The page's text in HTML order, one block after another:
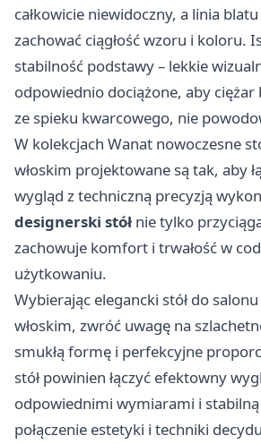
całkowicie niewidoczny, a linia
zachować ciągłość wzoru i koloru.
stabilność podstawy – lekkie
odpowiednio dociążone, aby ciężar
ze spieku kwarcowego, nie
W kolekcjach Wanat nowoczesne
włoskim projektowane są tak, aby
wygląd z techniczną precyzją
designerski stół nie tylko
zachowuje komfort i trwałość w
użytkowaniu.
Wybierając elegancki stół do
włoskim, zwróć uwagę na
smukłą formę i perfekcyjne
stół powinien łączyć efektowny
odpowiednimi wymiarami i
połączenie estetyki i techniki